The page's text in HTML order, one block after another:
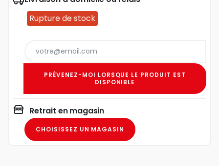
Rupture de stock
PRÉVENEZ-MOI LORSQUE LE PRODUIT EST
DISPONIBLE
Retrait en magasin
CHOISISSEZ UN MAGASIN